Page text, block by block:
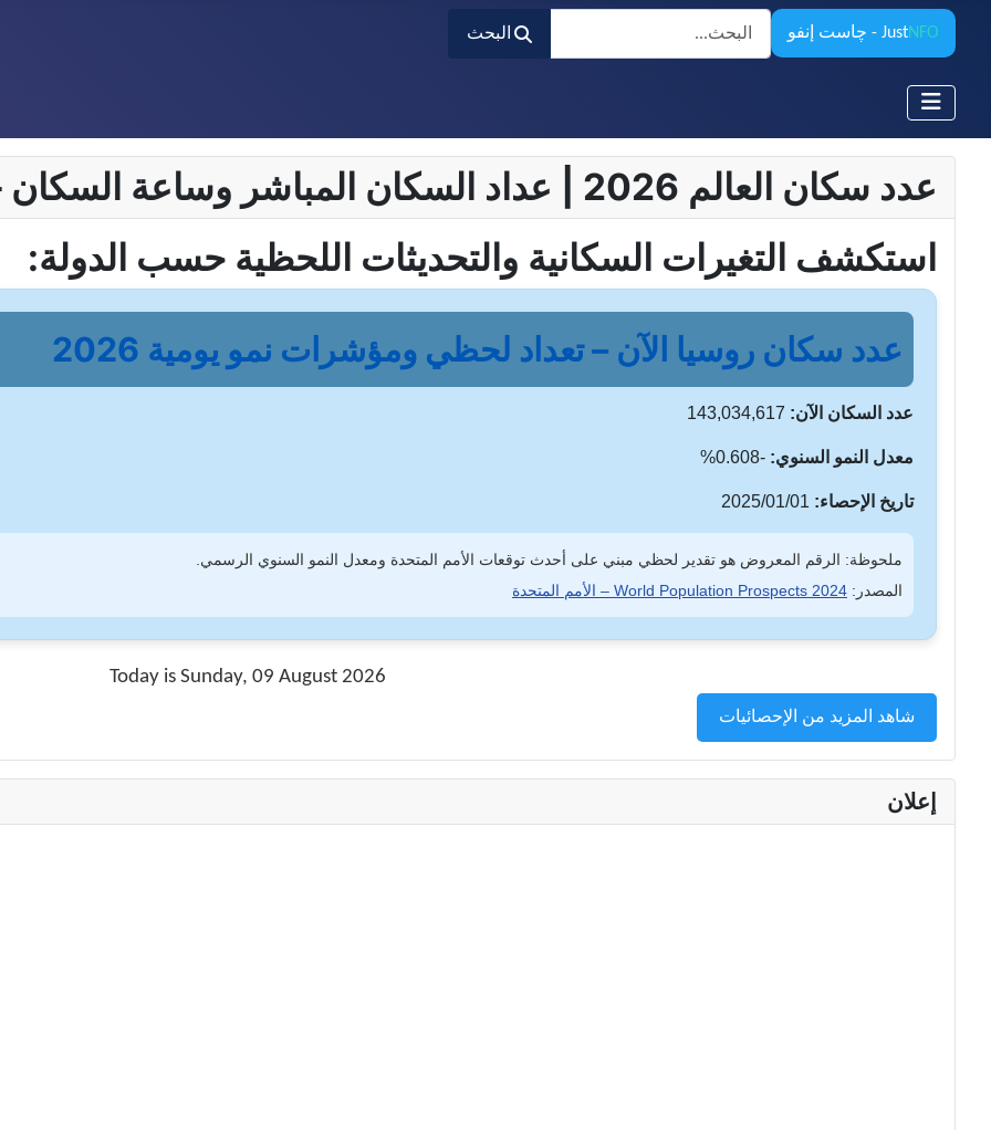
JustNFO - چاست إنفو
البحث
البحث
عدد سكان العالم 2026 | عداد السكان المباشر وساعة السكان – تحديثات لحظية
استكشف التغيرات السكانية والتحديثات اللحظية حسب الدولة:
عدد سكان روسيا الآن – تعداد لحظي ومؤشرات نمو يومية 2026
عدد السكان الآن: 143,034,617
معدل النمو السنوي: -0.608%
تاريخ الإحصاء:
ملحوظة: الرقم المعروض هو تقدير لحظي مبني على أحدث توقعات الأمم المتحدة ومعدل النمو السنوي الرسمي.
المصدر: World Population Prospects 2024 – الأمم المتحدة
Today is Sunday, 09 August 2026
شاهد المزيد من الإحصائيات
إعلان